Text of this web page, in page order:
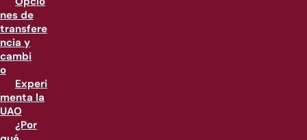
nes de
transfere
ncia y
cambi
o
Experi
menta la
UAO
¿Por